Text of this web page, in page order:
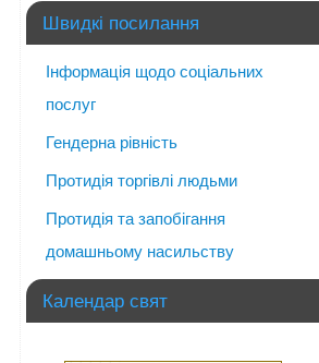
Швидкі посилання
Інформація щодо соціальних
послуг
Гендерна рівність
Протидія торгівлі людьми
Протидія та запобігання
домашньому насильству
Календар свят